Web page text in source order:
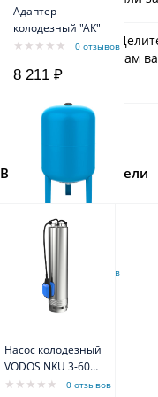
Адаптер
колодезный "АК"
0 отзывов
8 211 ₽
Гидроаккумулятор
VODOS BASE 100
0 отзывов
8 501 ₽
Будьте первым!
сделать выбор. Нам
Спасибо!
Вы недавно смотрели
Насос колодезный
VODOS NKU 3-60А
с кабелем 15м (0 отзывов